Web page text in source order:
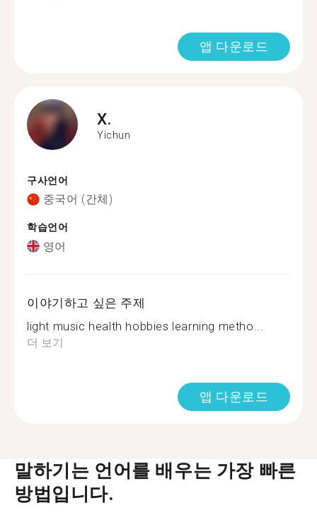
앱 다운로드
X.
Yichun
구사언어
중국어 (간체)
학습언어
영어
이야기하고 싶은 주제
light music health hobbies learning metho...
더 보기
앱 다운로드
말하기는 언어를 배우는 가장 빠른
방법입니다.